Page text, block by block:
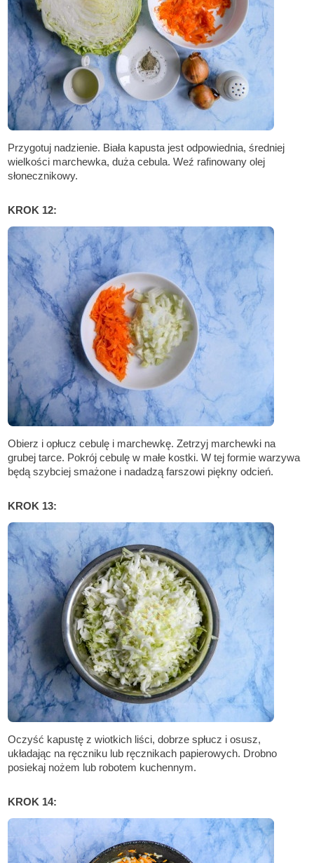
Przygotuj nadzienie. Biała kapusta jest odpowiednia, średniej
wielkości marchewka, duża cebula. Weź rafinowany olej
słonecznikowy.
KROK 12:
Obierz i opłucz cebulę i marchewkę. Zetrzyj marchewki na
grubej tarce. Pokrój cebulę w małe kostki. W tej formie warzywa
będą szybciej smażone i nadadzą farszowi piękny odcień.
KROK 13:
Oczyść kapustę z wiotkich liści, dobrze spłucz i osusz,
układając na ręczniku lub ręcznikach papierowych. Drobno
posiekaj nożem lub robotem kuchennym.
KROK 14: